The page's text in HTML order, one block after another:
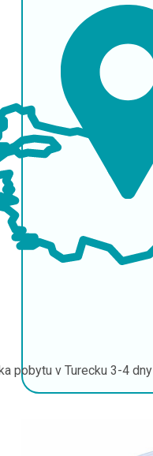
pobytu v Turecku 3-4 dny